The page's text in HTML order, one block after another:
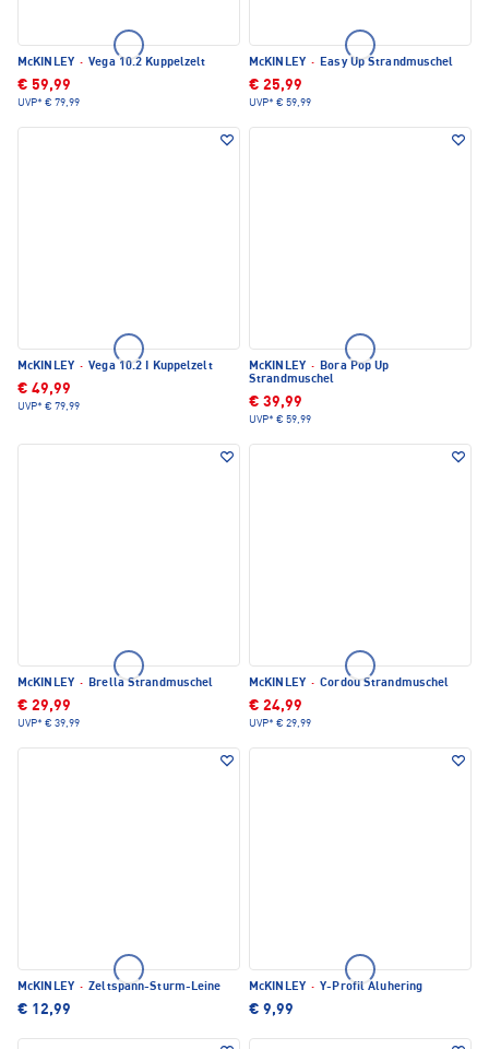
McKINLEY · Vega 10.2 Kuppelzelt
€ 59,99
UVP* € 79,99
McKINLEY · Easy Up Strandmuschel
€ 25,99
UVP* € 59,99
McKINLEY · Vega 10.2 I Kuppelzelt
€ 49,99
UVP* € 79,99
McKINLEY · Bora Pop Up
Strandmuschel
€ 39,99
UVP* € 59,99
McKINLEY · Brella Strandmuschel
€ 29,99
UVP* € 39,99
McKINLEY · Cordou Strandmuschel
€ 24,99
UVP* € 29,99
McKINLEY · Zeltspann-Sturm-Leine
€ 12,99
McKINLEY · Y-Profil Aluhering
€ 9,99